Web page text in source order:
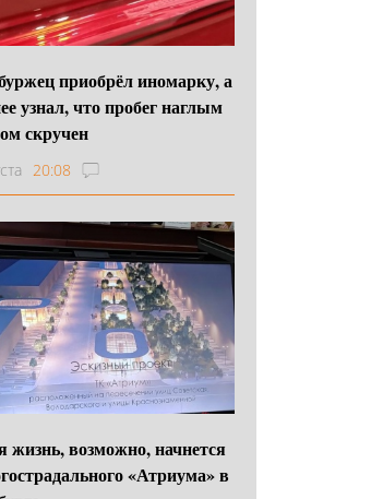
приобрёл иномарку, а
узнал, что пробег наглым
скручен
20:08
жизнь, возможно, начнется
«Атриума» в